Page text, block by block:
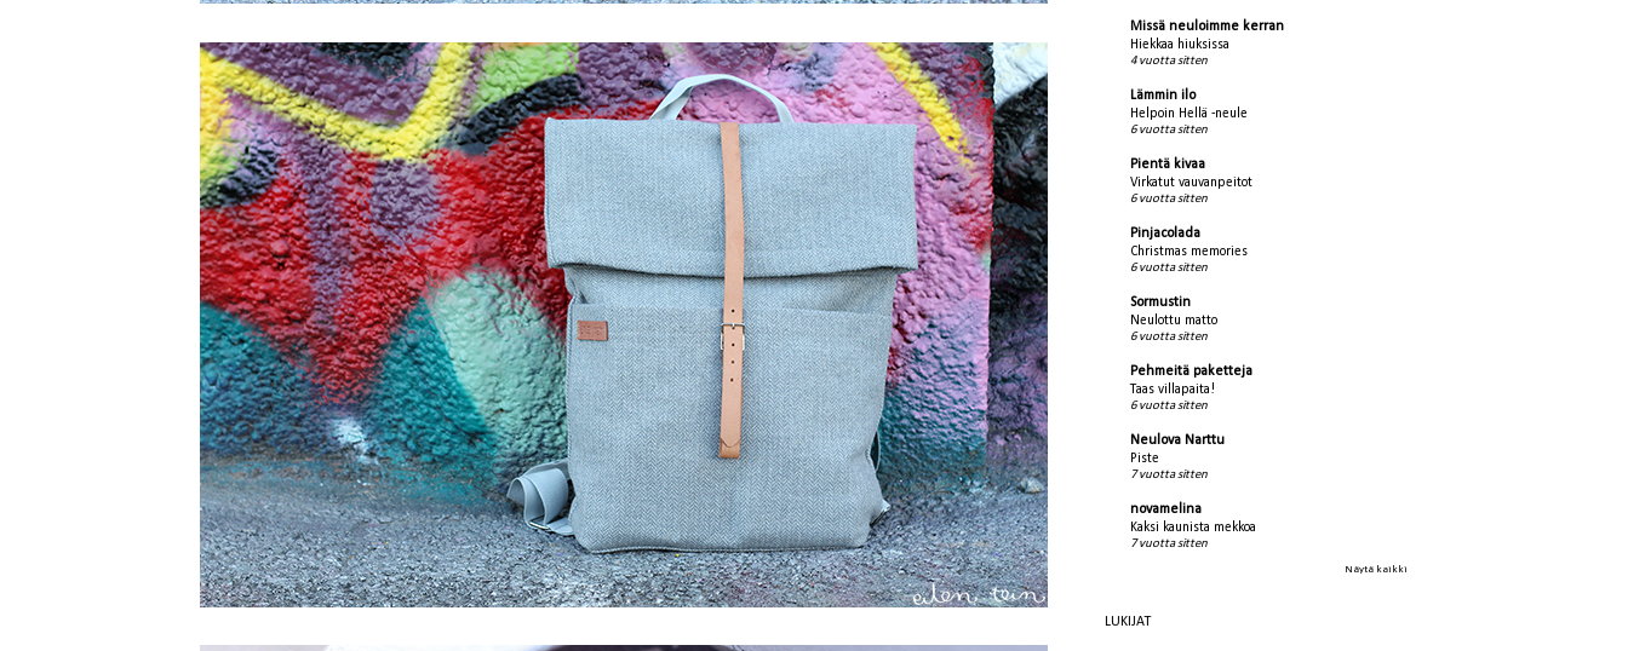
Missä neuloimme kerran
Hiekkaa hiuksissa
4 vuotta sitten
Lämmin ilo
Helpoin Hellä -neule
6 vuotta sitten
Pientä kivaa
Virkatut vauvanpeitot
6 vuotta sitten
Pinjacolada
Christmas memories
6 vuotta sitten
Sormustin
Neulottu matto
6 vuotta sitten
Pehmeitä paketteja
Taas villapaita!
6 vuotta sitten
Neulova Narttu
Piste
7 vuotta sitten
novamelina
Kaksi kaunista mekkoa
7 vuotta sitten
Näytä kaikki
LUKIJAT